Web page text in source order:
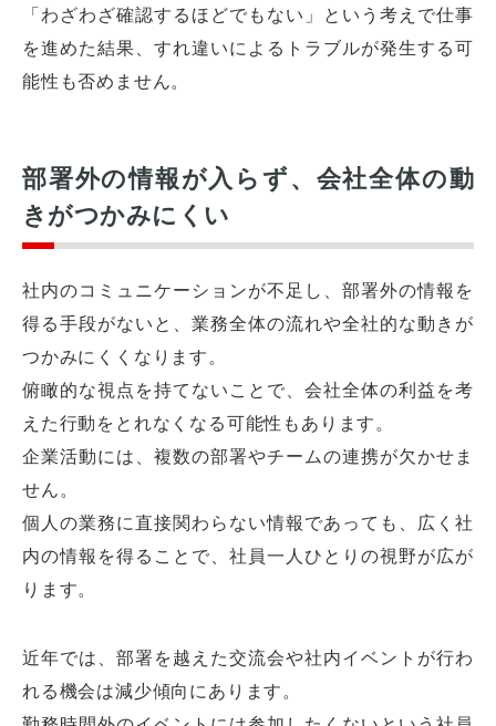
「わざわざ確認するほどでもない」という考えで仕事
を進めた結果、すれ違いによるトラブルが発生する可
能性も否めません。
部署外の情報が入らず、会社全体の動
きがつかみにくい
社内のコミュニケーションが不足し、部署外の情報を
得る手段がないと、業務全体の流れや全社的な動きが
つかみにくくなります。
俯瞰的な視点を持てないことで、会社全体の利益を考
えた行動をとれなくなる可能性もあります。
企業活動には、複数の部署やチームの連携が欠かせま
せん。
個人の業務に直接関わらない情報であっても、広く社
内の情報を得ることで、社員一人ひとりの視野が広が
ります。
近年では、部署を越えた交流会や社内イベントが行わ
れる機会は減少傾向にあります。